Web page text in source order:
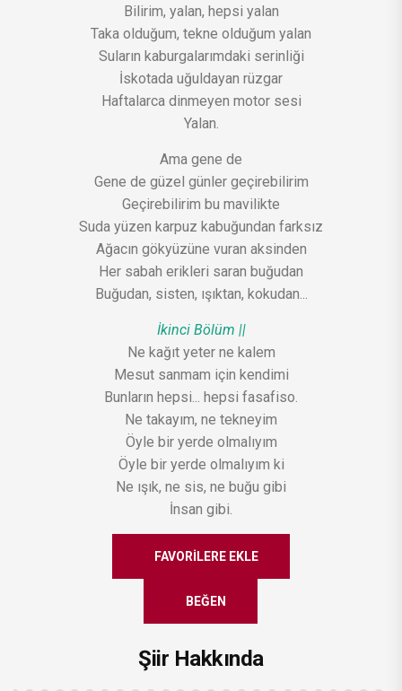
Bilirim, yalan, hepsi yalan
Taka olduğum, tekne olduğum yalan
Suların kaburgalarımdaki serinliği
İskotada uğuldayan rüzgar
Haftalarca dinmeyen motor sesi
Yalan.
Ama gene de
Gene de güzel günler geçirebilirim
Geçirebilirim bu mavilikte
Suda yüzen karpuz kabuğundan farksız
Ağacın gökyüzüne vuran aksinden
Her sabah erikleri saran buğudan
Buğudan, sisten, ışıktan, kokudan...
İkinci Bölüm ||
Ne kağıt yeter ne kalem
Mesut sanmam için kendimi
Bunların hepsi... hepsi fasafiso.
Ne takayım, ne tekneyim
Öyle bir yerde olmalıyım
Öyle bir yerde olmalıyım ki
Ne ışık, ne sis, ne buğu gibi
İnsan gibi.
FAVORILERE EKLE
BEĞEN
Şiir Hakkında